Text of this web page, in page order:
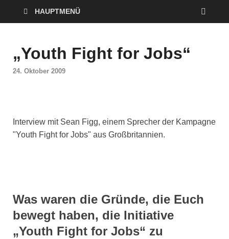
HAUPTMENÜ
„Youth Fight for Jobs“
24. Oktober 2009
Interview mit Sean Figg, einem Sprecher der Kampagne
"Youth Fight for Jobs" aus Großbritannien.
Was waren die Gründe, die Euch
bewegt haben, die Initiative
„Youth Fight for Jobs“ zu